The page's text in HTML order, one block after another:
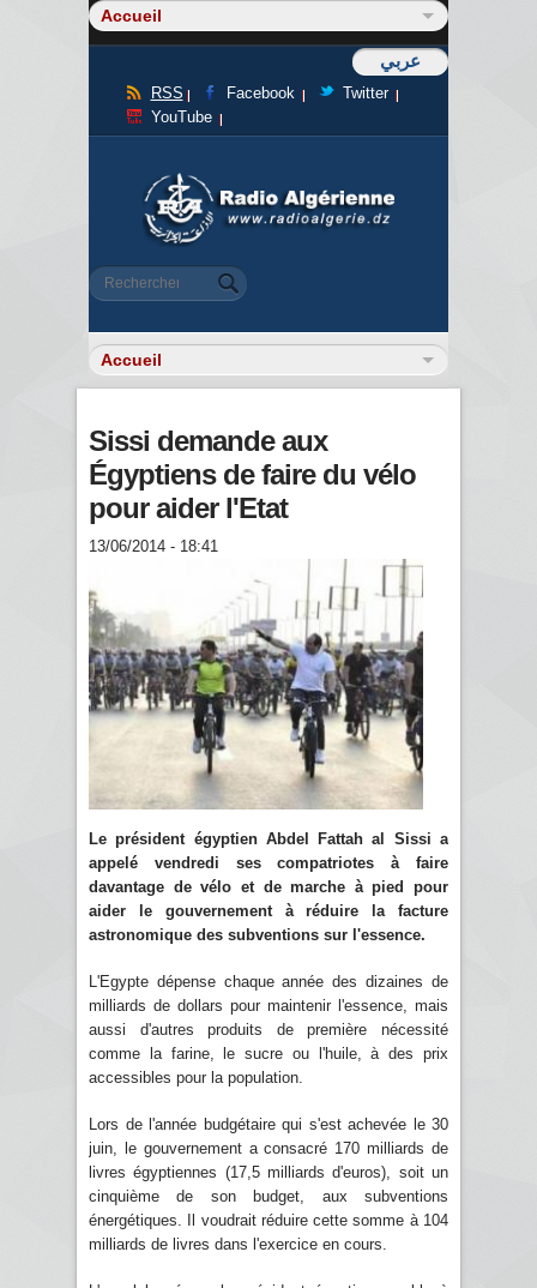
عربي
RSS Facebook
Twitter
YouTube
Formulaire de recherche
Rechercher
Sissi demande aux
Égyptiens de faire du vélo
pour aider l'Etat
13/06/2014 - 18:41
Le président égyptien Abdel Fattah al Sissi a
appelé vendredi ses compatriotes à faire
davantage de vélo et de marche à pied pour
aider le gouvernement à réduire la facture
astronomique des subventions sur l'essence.
L'Egypte dépense chaque année des dizaines de
milliards de dollars pour maintenir l'essence, mais
aussi d'autres produits de première nécessité
comme la farine, le sucre ou l'huile, à des prix
accessibles pour la population.
Lors de l'année budgétaire qui s'est achevée le 30
juin, le gouvernement a consacré 170 milliards de
livres égyptiennes (17,5 milliards d'euros), soit un
cinquième de son budget, aux subventions
énergétiques. Il voudrait réduire cette somme à 104
milliards de livres dans l'exercice en cours.